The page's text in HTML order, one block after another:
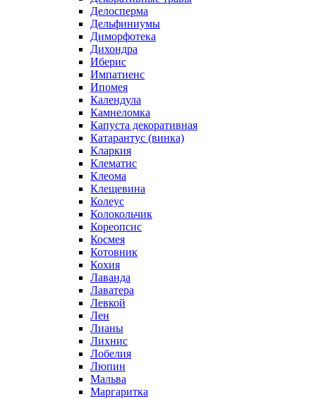
Делосперма
Дельфиниумы
Диморфотека
Дихондра
Иберис
Импатиенс
Ипомея
Календула
Камнеломка
Капуста декоративная
Катарантус (винка)
Кларкия
Клематис
Клеома
Клещевина
Колеус
Колокольчик
Кореопсис
Космея
Котовник
Кохия
Лаванда
Лаватера
Левкой
Лен
Лианы
Лихнис
Лобелия
Люпин
Мальва
Маргаритка